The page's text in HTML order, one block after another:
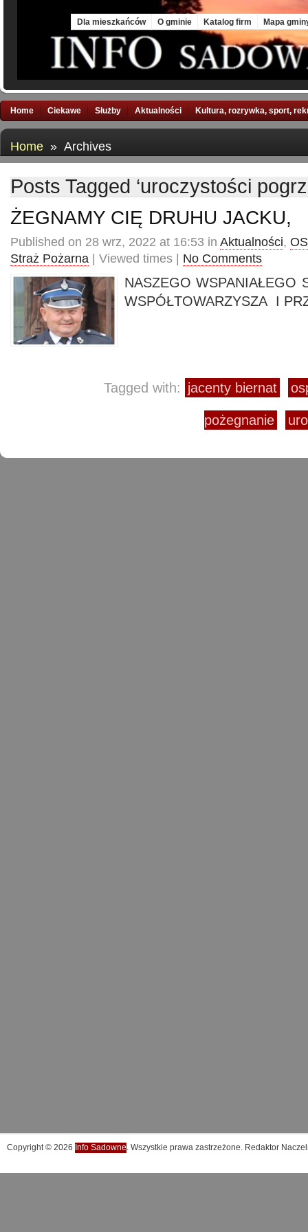
Dla mieszkańców O gminie Katalog firm Mapa
Home Ciekawe Służby Aktualności Kultura, rozrywka, sport,
Home » Archives
Posts Tagged ‘uroczystości
ŻEGNAMY CIĘ DRUHU JACKU,
Published on 28 wrz, 2022 at 16:53 in Aktualności,
Straż Pożarna | Viewed times | No Comments
NASZEGO WSPANIAŁEGO
WSPÓŁTOWARZYSZA I
Tagged with: jacenty biernat
pożegnanie
Copyright © 2026 Info Sadowne. Wszystkie prawa zastrzeżone. Redaktor